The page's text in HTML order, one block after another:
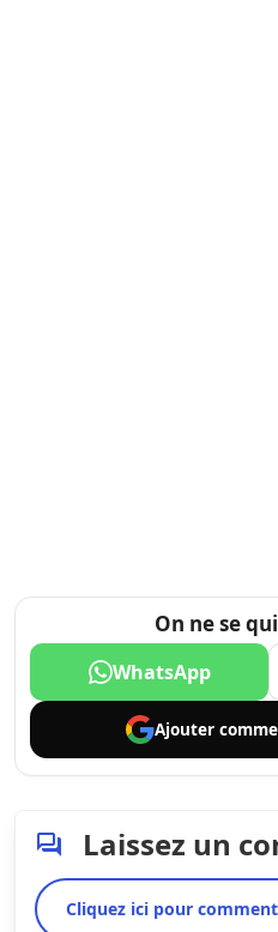
On ne se
WhatsApp
Ajouter comme
Laissez un
Cliquez ici pour